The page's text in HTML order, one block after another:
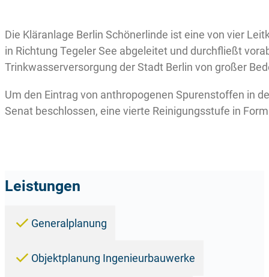
Die Kläranlage Berlin Schönerlinde ist eine von vier
in Richtung Tegeler See abgeleitet und durchfließt
Trinkwasserversorgung der Stadt Berlin von großer
Um den Eintrag von anthropogenen Spurenstoffen in
Senat beschlossen, eine vierte Reinigungsstufe in
Leistungen
Generalplanung
Objektplanung Ingenieurbauwerke